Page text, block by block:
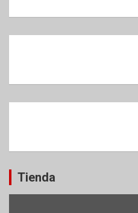
Tienda